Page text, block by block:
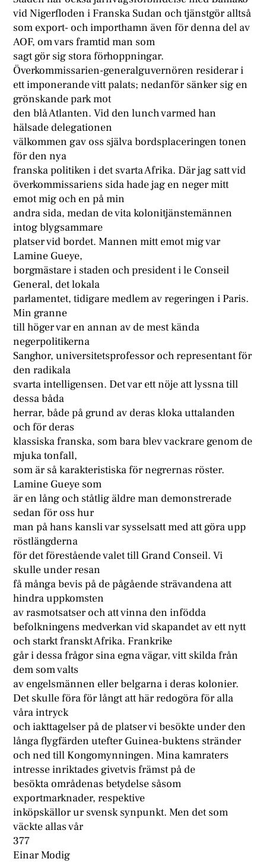
vid Nigerfloden i Franska Sudan och tjänstgör alltså
som export- och importhamn även för denna del av
AOF, om vars framtid man som
sagt gör sig stora förhoppningar.
Överkommissarien-generalguvernören residerar i
ett imponerande vitt palats; nedanför sänker sig en
grönskande park mot
den blå Atlanten. Vid den lunch varmed han
hälsade delegationen
välkommen gav oss själva bordsplaceringen tonen
för den nya
franska politiken i det svarta Afrika. Där jag satt vid
överkommissariens sida hade jag en neger mitt
emot mig och en på min
andra sida, medan de vita kolonitjänstemännen
intog blygsammare
platser vid bordet. Mannen mitt emot mig var
Lamine Gueye,
borgmästare i staden och president i le Conseil
General, det lokala
parlamentet, tidigare medlem av regeringen i Paris.
Min granne
till höger var en annan av de mest kända
negerpolitikerna
Sanghor, universitetsprofessor och representant för
den radikala
svarta intelligensen. Det var ett nöje att lyssna till
dessa båda
herrar, både på grund av deras kloka uttalanden
och för deras
klassiska franska, som bara blev vackrare genom de
mjuka tonfall,
som är så karakteristiska för negrernas röster.
Lamine Gueye som
är en lång och ståtlig äldre man demonstrerade
sedan för oss hur
man på hans kansli var sysselsatt med att göra upp
röstlängderna
för det förestående valet till Grand Conseil. Vi
skulle under resan
få många bevis på de pågående strävandena att
hindra uppkomsten
av rasmotsatser och att vinna den infödda
befolkningens medverkan vid skapandet av ett nytt
och starkt franskt Afrika. Frankrike
går i dessa frågor sina egna vägar, vitt skilda från
dem som valts
av engelsmännen eller belgarna i deras kolonier.
Det skulle föra för långt att här redogöra för alla
våra intryck
och iakttagelser på de platser vi besökte under den
långa flygfärden utefter Guinea-buktens stränder
och ned till Kongomynningen. Mina kamraters
intresse inriktades givetvis främst på de
besökta områdenas betydelse såsom
exportmarknader, respektive
inköpskällor ur svensk synpunkt. Men det som
väckte allas vår
377
Einar Modig